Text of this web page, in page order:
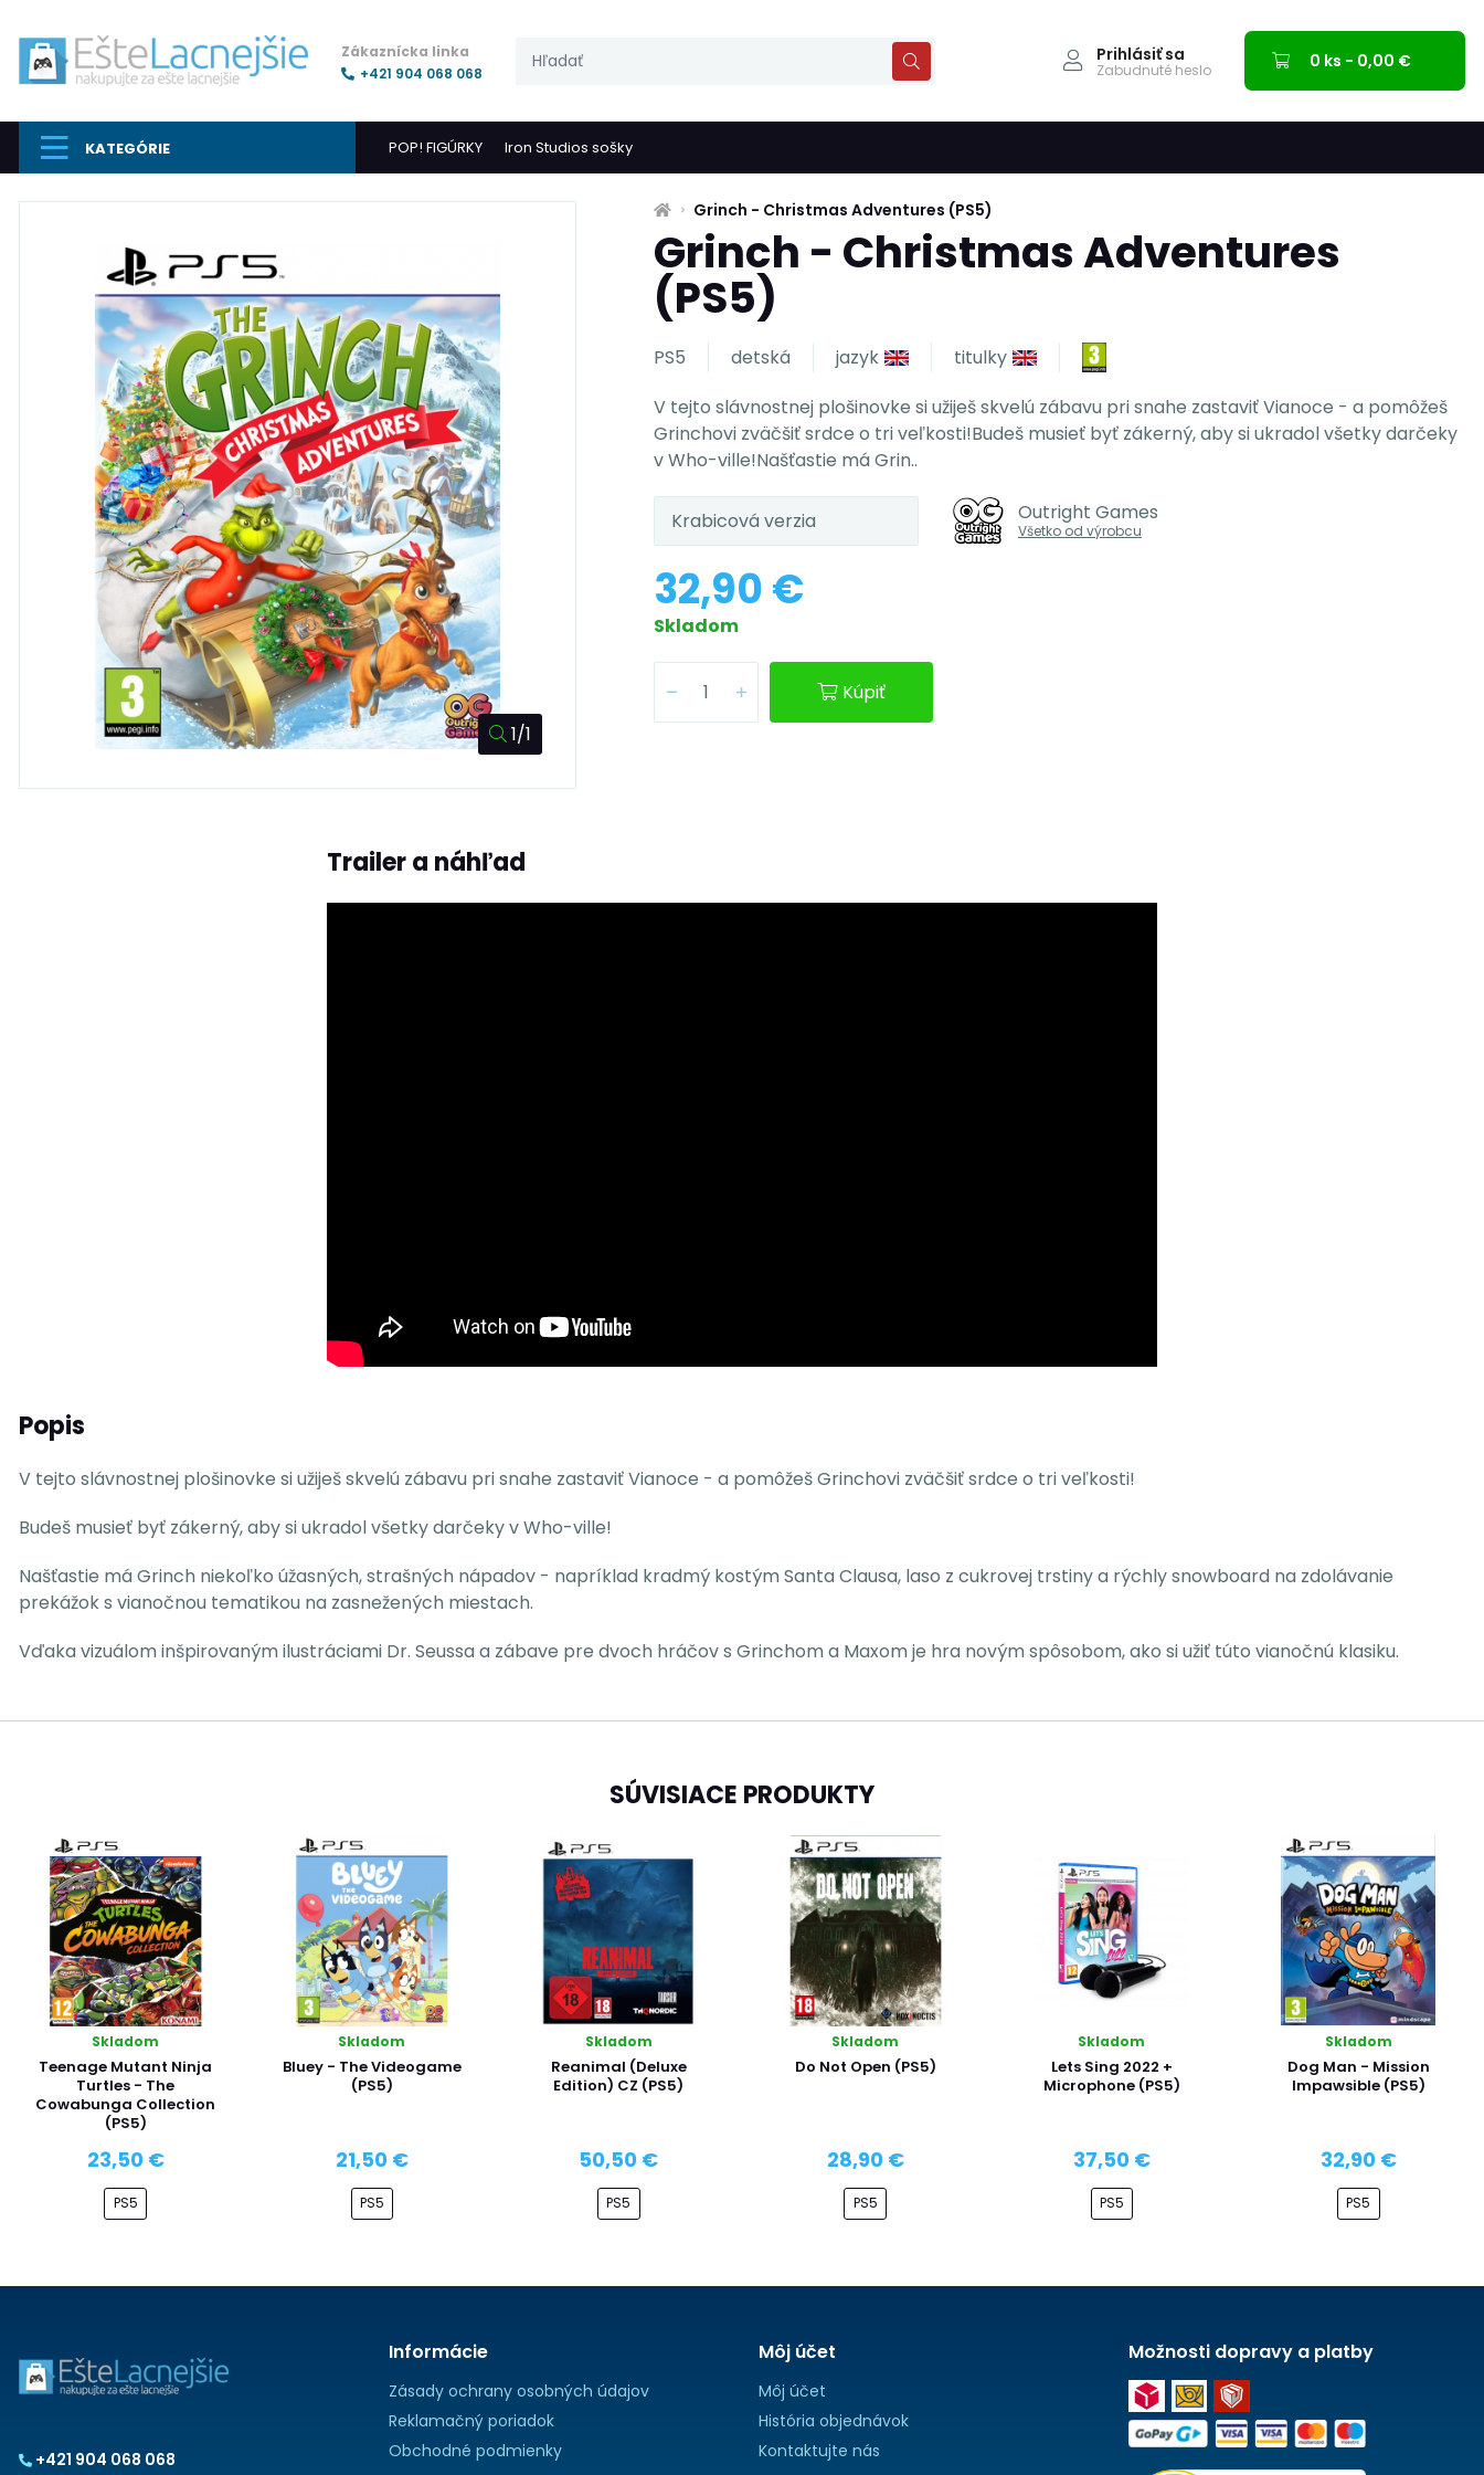
Zákaznícka linka
+421 904 068 068
Prihlásiť sa
Zabudnuté heslo 0 ks - 0,00 €
KATEGÓRIE POP! FIGÚRKY Iron Studios sošky
1/1
Grinch - Christmas Adventures (PS5)
Grinch - Christmas Adventures
(PS5)
PS5 detská jazyk
titulky
V tejto slávnostnej plošinovke si užiješ skvelú zábavu pri snahe zastaviť Vianoce - a pomôžeš
Grinchovi zväčšiť srdce o tri veľkosti!Budeš musieť byť zákerný, aby si ukradol všetky darčeky
v Who-ville!Našťastie má Grin..
Krabicová verzia Outright Games
Všetko od výrobcu
32,90 €
Skladom
Kúpiť
Trailer a náhľad
Popis
V tejto slávnostnej plošinovke si užiješ skvelú zábavu pri snahe zastaviť Vianoce - a pomôžeš Grinchovi zväčšiť srdce o tri veľkosti!
Budeš musieť byť zákerný, aby si ukradol všetky darčeky v Who-ville!
Našťastie má Grinch niekoľko úžasných, strašných nápadov - napríklad kradmý kostým Santa Clausa, laso z cukrovej trstiny a rýchly snowboard na zdolávanie
prekážok s vianočnou tematikou na zasnežených miestach.
Vďaka vizuálom inšpirovaným ilustráciami Dr. Seussa a zábave pre dvoch hráčov s Grinchom a Maxom je hra novým spôsobom, ako si užiť túto vianočnú klasiku.
SÚVISIACE PRODUKTY
Skladom
Teenage Mutant Ninja
Turtles - The
Cowabunga Collection
(PS5)
23,50 €
PS5
Skladom
Bluey - The Videogame
(PS5)
21,50 €
PS5
Skladom
Reanimal (Deluxe
Edition) CZ (PS5)
50,50 €
PS5
Skladom
Do Not Open (PS5)
28,90 €
PS5
Skladom
Lets Sing 2022 +
Microphone (PS5)
37,50 €
PS5
Skladom
Dog Man - Mission
Impawsible (PS5)
32,90 €
PS5
+421 904 068 068
Informácie
Zásady ochrany osobných údajov
Reklamačný poriadok
Obchodné podmienky
Môj účet
Môj účet
História objednávok
Kontaktujte nás
Možnosti dopravy a platby